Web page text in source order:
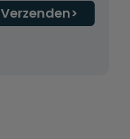
Verzenden